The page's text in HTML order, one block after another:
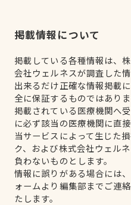
掲載情報について
掲載している各種情報は、
会社ウェルネスが調査した
出来るだけ正確な情報掲載
全に保証するものではありま
掲載されている医療機関へ
に必ず該当の医療機関に直
当サービスによって生じた
ク、および株式会社ウェル
負わないものとします。
情報に誤りがある場合には
ォームより編集部までご連
たします。